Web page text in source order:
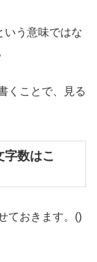
いう意味ではな
くことで、見る
字数はこ
ておきます。()